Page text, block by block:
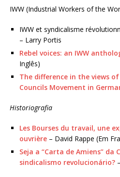
IWW (Industrial Workers of the
IWW et syndicalisme
– Larry Portis
Rebel voices: an IWW
Inglês)
The difference in the views
Councils Movement in
Historiografia
Les Bourses du travail, une
ouvrière – David Rappe (Em
Seja a “Carta de Amiens” da
sindicalismo revolucionário?